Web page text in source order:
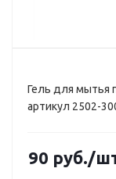
Гель для
артикул 2502-
90 руб./